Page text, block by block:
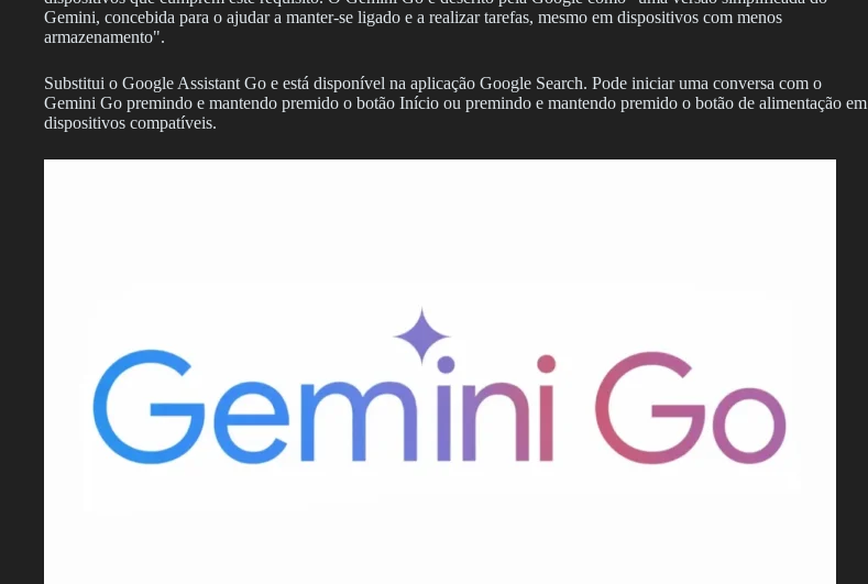
Gemini, concebida para o ajudar a manter-se ligado e a realizar tarefas, mesmo em dispositivos com menos
armazenamento".
Substitui o Google Assistant Go e está disponível na aplicação Google Search. Pode iniciar uma conversa com o
Gemini Go premindo e mantendo premido o botão Início ou premindo e mantendo premido o botão de alimentação em
dispositivos compatíveis.